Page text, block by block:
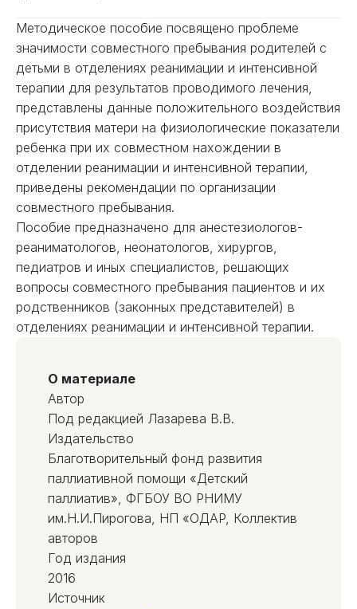
Методическое пособие посвящено проблеме
значимости совместного пребывания родителей с
детьми в отделениях реанимации и интенсивной
терапии для результатов проводимого лечения,
представлены данные положительного воздействия
присутствия матери на физиологические показатели
ребенка при их совместном нахождении в
отделении реанимации и интенсивной терапии,
приведены рекомендации по организации
совместного пребывания.
Пособие предназначено для анестезиологов-
реаниматологов, неонатологов, хирургов,
педиатров и иных специалистов, решающих
вопросы совместного пребывания пациентов и их
родственников (законных представителей) в
отделениях реанимации и интенсивной терапии.
О материале
Автор
Под редакцией Лазарева В.В.
Издательство
Благотворительный фонд развития
паллиативной помощи «Детский
паллиатив», ФГБОУ ВО РНИМУ
им.Н.И.Пирогова, НП «ОДАР, Коллектив
авторов
Год издания
2016
Источник